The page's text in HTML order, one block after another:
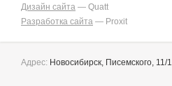
Дизайн сайта — Quatt
Разработка сайта — Proxit
Адрес: Новосибирск, Писемского, 11/1